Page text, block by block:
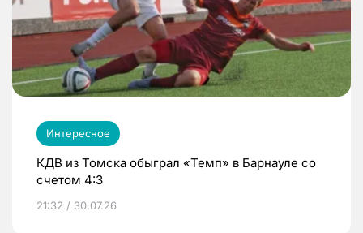
Интересное
КДВ из Томска обыграл «Темп» в Барнауле со
счетом 4:3
21:32 / 30.07.26